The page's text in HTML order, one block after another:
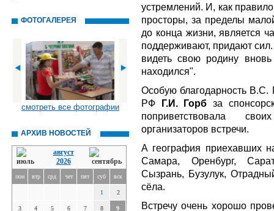
ФОТОГАЛЕРЕЯ
смотреть все фотографии
АРХИВ НОВОСТЕЙ
август
2026
пон втр срд чет пят суб вск
1 2
3 4 5 6 7 8 9
устремлений. И, как
просторы, за пределы
до конца жизни, является
поддерживают, придают
видеть свою родину
находился".
Особую благодарность В.С.
РФ Г.И. Горбза
поприветствовала
организаторов встречи.
А география приехавших
Самара, Оренбург,
Сызрань, Бузулук,
сёла.
Встречу очень хорошо